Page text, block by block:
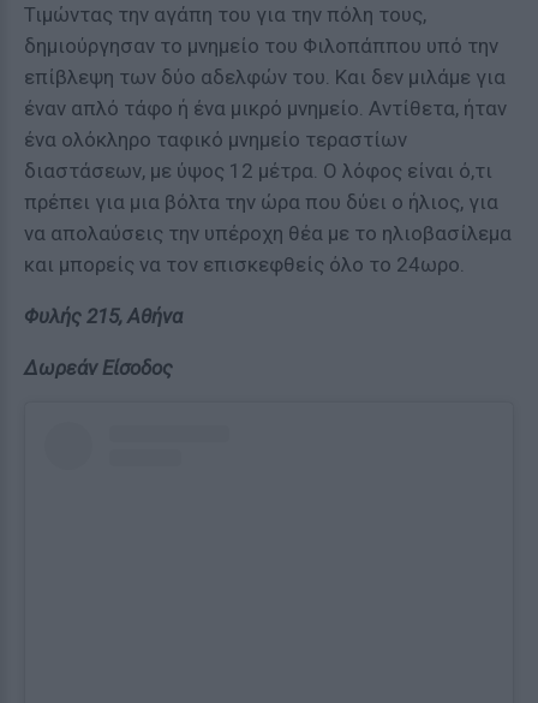
Τιμώντας την αγάπη του για την πόλη τους,
δημιούργησαν το μνημείο του Φιλοπάππου υπό την
επίβλεψη των δύο αδελφών του. Και δεν μιλάμε για
έναν απλό τάφο ή ένα μικρό μνημείο. Αντίθετα, ήταν
ένα ολόκληρο ταφικό μνημείο τεραστίων
διαστάσεων, με ύψος 12 μέτρα. Ο λόφος είναι ό,τι
πρέπει για μια βόλτα την ώρα που δύει ο ήλιος, για
να απολαύσεις την υπέροχη θέα με το ηλιοβασίλεμα
και μπορείς να τον επισκεφθείς όλο το 24ωρο.
Φυλής 215, Αθήνα
Δωρεάν Είσοδος